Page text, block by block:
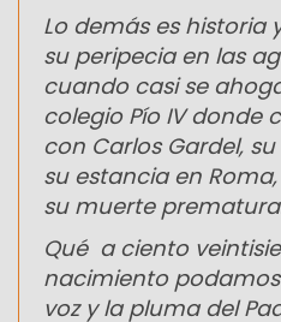
Lo demás es historia
su peripecia en las
cuando casi se
colegio Pío IV donde
con Carlos Gardel,
su estancia en
su muerte
Qué a ciento
nacimiento
voz y la pluma del